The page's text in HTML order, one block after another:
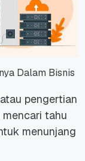
Dalam Bisnis
pengertian
tahu
menunjang